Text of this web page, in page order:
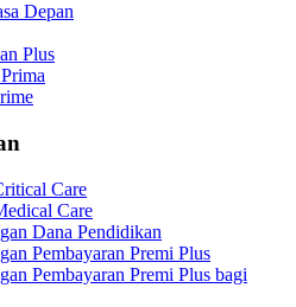
Depan
Plus
Care
Care
Dana Pendidikan
Pembayaran Premi Plus
Pembayaran Premi Plus bagi